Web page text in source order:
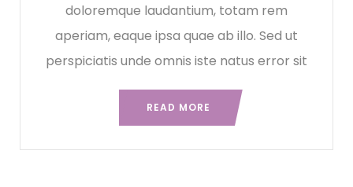
doloremque laudantium, totam rem
aperiam, eaque ipsa quae ab illo. Sed ut
perspiciatis unde omnis iste natus error sit
READ MORE